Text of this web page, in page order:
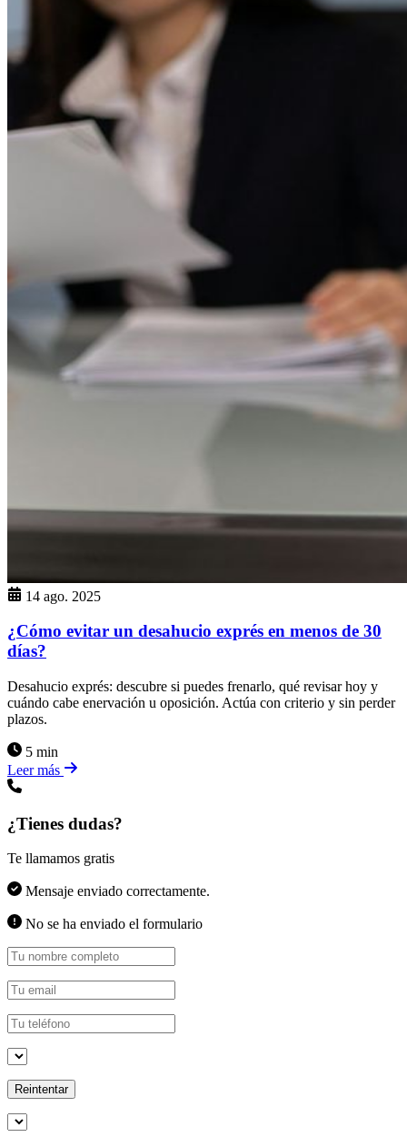
14 ago. 2025
¿Cómo evitar un desahucio exprés en menos de 30
días?
Desahucio exprés: descubre si puedes frenarlo, qué revisar hoy y
cuándo cabe enervación u oposición. Actúa con criterio y sin perder
plazos.
5 min
Leer más
¿Tienes dudas?
Te llamamos gratis
Mensaje enviado correctamente.
No se ha enviado el formulario
Reintentar